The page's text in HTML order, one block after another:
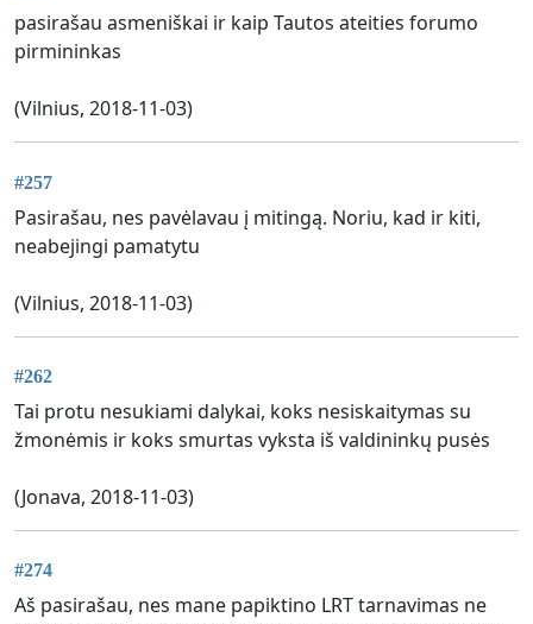
pasirašau asmeniškai ir kaip Tautos ateities forumo
pirmininkas
(Vilnius, 2018-11-03)
#257
Pasirašau, nes pavėlavau į mitingą. Noriu, kad ir kiti,
neabejingi pamatytu
(Vilnius, 2018-11-03)
#262
Tai protu nesukiami dalykai, koks nesiskaitymas su
žmonėmis ir koks smurtas vyksta iš valdininkų pusės
(Jonava, 2018-11-03)
#274
Aš pasirašau, nes mane papiktino LRT tarnavimas ne